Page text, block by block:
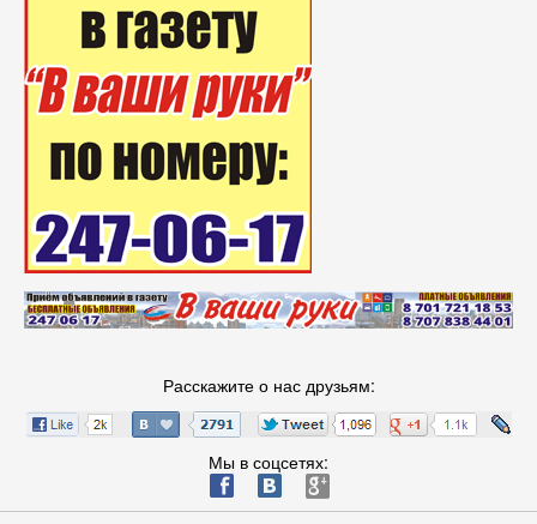
Расскажите о нас друзьям:
Мы в соцсетях:
ä æ è